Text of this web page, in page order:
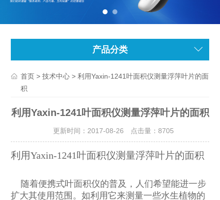
产品分类
首页 >技术中心 > 利用Yaxin-1241叶面积仪测量浮萍叶片的面
积
利用Yaxin-1241叶面积仪测量浮萍叶片的面积
更新时间：2017-08-26 点击量： 8705
利用Yaxin-1241叶面积仪测量浮萍叶片的面积
随着便携式叶面积仪的普及，人们希望能进一步
扩大其使用范围。如利用它来测量一些水生植物的